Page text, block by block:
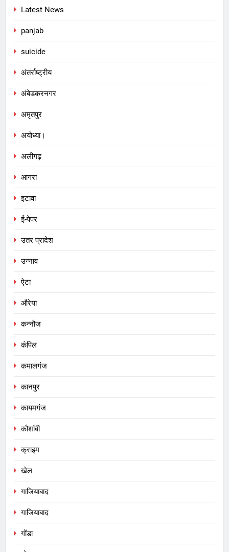
Latest News
panjab
suicide
अंतर्राष्ट्रीय
अंबेडकरनगर
अमृतपुर
अयोध्या।
अलीगढ़
आगरा
इटावा
ई-पेपर
उतर प्रादेश
उन्नाव
ऐटा
औरेया
कन्नौज
कंपिल
कमालगंज
कानपुर
कायमगंज
कौशांबी
क्राइम
खेल
गाजियाबाद
गाजियाबाद
गोंडा